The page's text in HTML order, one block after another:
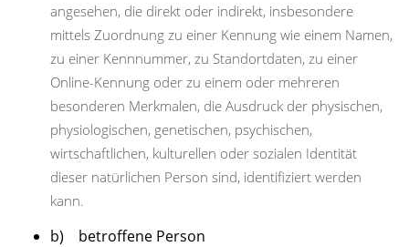
angesehen, die direkt oder indirekt, insbesondere
mittels Zuordnung zu einer Kennung wie einem Namen,
zu einer Kennnummer, zu Standortdaten, zu einer
Online-Kennung oder zu einem oder mehreren
besonderen Merkmalen, die Ausdruck der physischen,
physiologischen, genetischen, psychischen,
wirtschaftlichen, kulturellen oder sozialen Identität
dieser natürlichen Person sind, identifiziert werden
kann.
b) betroffene Person